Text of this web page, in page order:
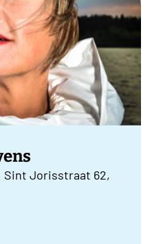
Sint Jorisstraat 62,